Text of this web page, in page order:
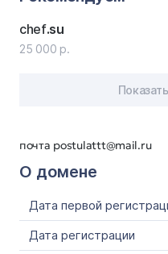
почта postulattt@mail.ru
О домене
Дата первой
Дата регистрации
chef.su
25 000 р.